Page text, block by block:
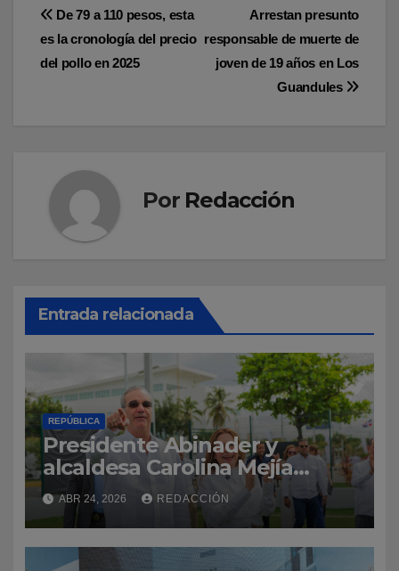
Navegación
de
Arrestan presunto
responsable de muerte de
joven de 19 años en Los
Guandules
De 79 a 110 pesos, esta
es la cronología del precio
del pollo en 2025
Por Redacción
Entrada relacionada
REPÚBLICA
Presidente Abinader y
alcaldesa Carolina Mejía
inauguran Malecón
Deportivo, que será desde
ahora el punto de encuentro
del deporte dominicano
ABR 24, 2026 REDACCIÓN